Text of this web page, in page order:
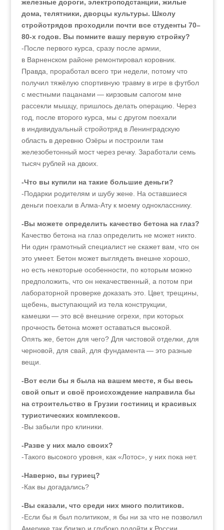
железные дороги, электроподстанции, жилые
дома, телятники, дворцы культуры. Школу
стройотрядов проходили почти все студенты 70–
80‑х годов. Вы помните вашу первую стройку?
-После первого курса, сразу после армии,
в Варненском районе ремонтировал коровник.
Правда, проработал всего три недели, потому что
получил тяжёлую спортивную травму в игре в футбол
с местными пацанами — кирзовым сапогом мне
рассекли мышцу, пришлось делать операцию. Через
год, после второго курса, мы с другом поехали
в индивидуальный стройотряд в Ленинградскую
область в деревню Озёры и построили там
железобетонный мост через речку. Заработали семь
тысяч рублей на двоих.
-Что вы купили на такие большие деньги?
-Подарки родителям и шубу жене. На оставшиеся
деньги поехали в Алма-Ату к моему однокласснику.
-Вы можете определить качество бетона на глаз?
Качество бетона на глаз определить не может никто.
Ни один грамотный специалист не скажет вам, что он
это умеет. Бетон может выглядеть внешне хорошо,
но есть некоторые особенности, по которым можно
предположить, что он некачественный, а потом при
лабораторной проверке доказать это. Цвет, трещины,
щебень, выступающий из тела конструкции,
камешки — это всё внешние огрехи, при которых
прочность бетона может оставаться высокой.
Опять же, бетон для чего? Для чистовой отделки, для
черновой, для свай, для фундамента — это разные
вещи.
-Вот если бы я была на вашем месте, я бы весь
свой опыт и своё происхождение направила бы
на строительство в Грузии гостиниц и красивых
туристических комплексов.
-Вы забыли про клиники.
-Разве у них мало своих?
-Такого высокого уровня, как «Лотос», у них пока нет.
-Наверно, вы гуриец?
-Как вы догадались?
-Вы сказали, что среди них много политиков.
-Если бы я был политиком, я бы ни за что не позволил